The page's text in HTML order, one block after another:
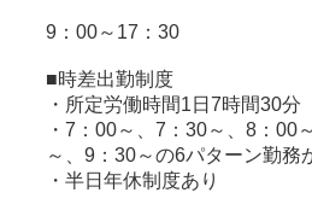
9：00～17：30
■時差出勤制度
・所定労働時間1日7時間30分
・7：00～、7：30～、8：00
～、9：30～の6パターン勤務
・半日年休制度あり